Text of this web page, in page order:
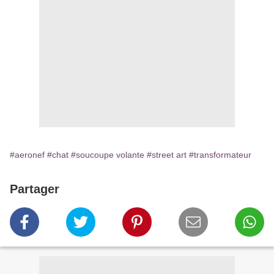
#aeronef #chat #soucoupe volante #street art #transformateur
Partager